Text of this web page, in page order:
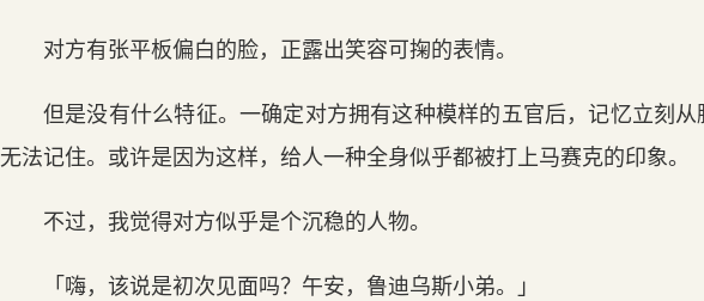
对方有张平板偏白的脸，正露出笑容可掬的表情。
但是没有什么特征。一确定对方拥有这种模样的五官后，记忆立刻
无法记住。或许是因为这样，给人一种全身似乎都被打上马赛克的印象。
不过，我觉得对方似乎是个沉稳的人物。
「嗨，该说是初次见面吗？午安，鲁迪乌斯小弟。」